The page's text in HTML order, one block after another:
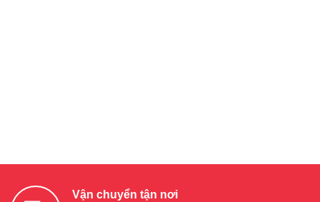
Vận chuyển tận nơi